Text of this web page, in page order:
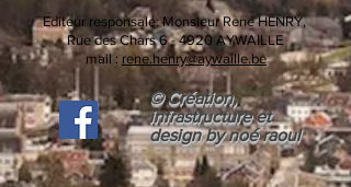
Editeur responsale:Monsieur René HENRY,
Rue des Chars 6 -4920 AYWAILLE
mail : rene.henry@aywaille.be
© Création,
infrastructure et
design by noé raoul